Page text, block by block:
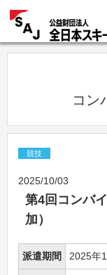
競技
2025/10/03
第4回コンバ
加）
派遣期間 2025年